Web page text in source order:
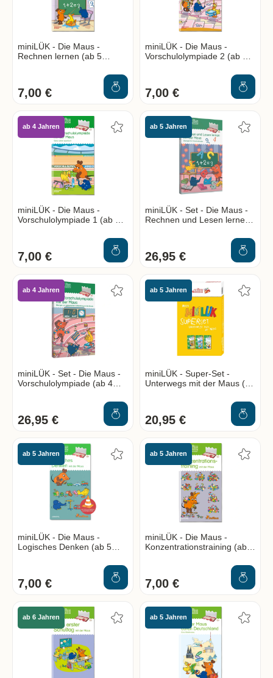
miniLÜK - Die Maus -
Rechnen lernen (ab 5
7,00 €
miniLÜK - Die Maus -
Vorschulolympiade 2 (ab 4
7,00 €
ab 4 Jahren
miniLÜK - Die Maus -
Vorschulolympiade 1 (ab 4
7,00 €
ab 5 Jahren
miniLÜK - Set - Die Maus -
Rechnen und Lesen lernen
26,95 €
ab 4 Jahren
miniLÜK - Set - Die Maus -
Vorschulolympiade (ab 4
26,95 €
ab 5 Jahren
miniLÜK - Super-Set -
Unterwegs mit der Maus (ab
20,95 €
ab 5 Jahren
miniLÜK - Die Maus -
Logisches Denken (ab 5
7,00 €
ab 5 Jahren
miniLÜK - Die Maus -
Konzentrationstraining (ab 5
7,00 €
ab 6 Jahren ab 5 Jahren